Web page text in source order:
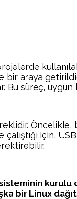
bir araya
Bu süreç,
için,
bir Linux